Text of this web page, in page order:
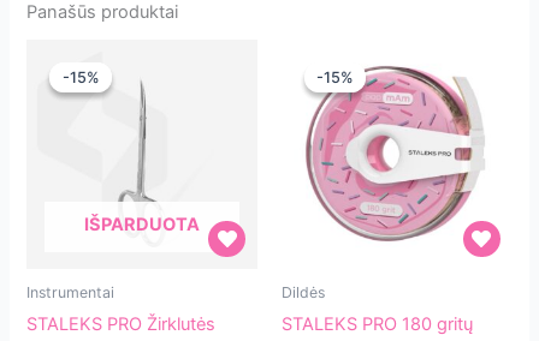
Panašūs produktai
-15%
STALEKS
IŠPARDUOTA
-15%
Instrumentai
STALEKS PRO Žirklutės
-15%
STALEKS
-15%
Dildės
STALEKS PRO 180 gritų